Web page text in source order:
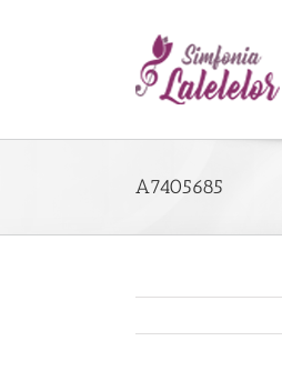
A7405685